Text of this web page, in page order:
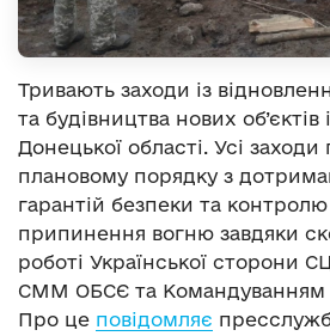
Тривають заходи із
та будівництва нових
Донецької області. Усі
плановому порядку з
гарантій безпеки та
припинення вогню завдяки
роботі Української сторони
СММ ОБСЄ та Командуванням
Про це повідомляє